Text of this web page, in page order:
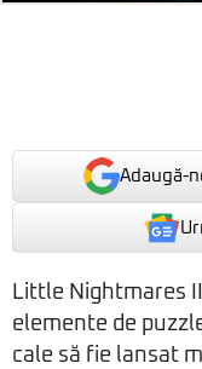
Adaugă-
Little Nightmares
elemente de
cale să fie lansat